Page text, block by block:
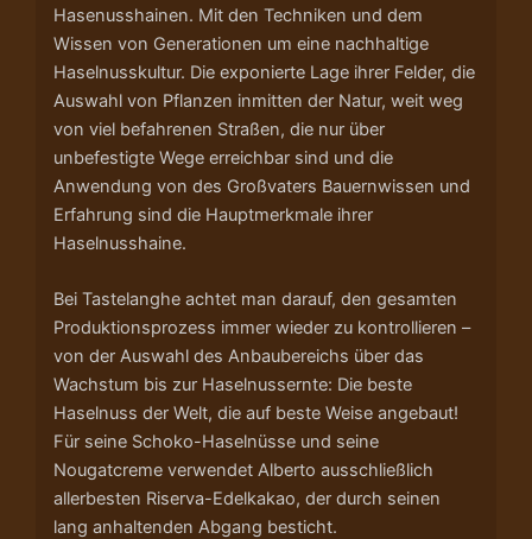
Hasenusshainen. Mit den Techniken und dem
Wissen von Generationen um eine nachhaltige
Haselnusskultur. Die exponierte Lage ihrer Felder, die
Auswahl von Pflanzen inmitten der Natur, weit weg
von viel befahrenen Straßen, die nur über
unbefestigte Wege erreichbar sind und die
Anwendung von des Großvaters Bauernwissen und
Erfahrung sind die Hauptmerkmale ihrer
Haselnusshaine.
Bei Tastelanghe achtet man darauf, den gesamten
Produktionsprozess immer wieder zu kontrollieren –
von der Auswahl des Anbaubereichs über das
Wachstum bis zur Haselnussernte: Die beste
Haselnuss der Welt, die auf beste Weise angebaut!
Für seine Schoko-Haselnüsse und seine
Nougatcreme verwendet Alberto ausschließlich
allerbesten Riserva-Edelkakao, der durch seinen
lang anhaltenden Abgang besticht.